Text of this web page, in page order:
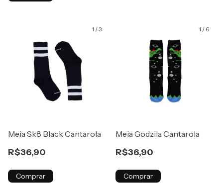
1 /3
Meia Sk8 Black Cantarola
R$36,90
Comprar
1 / 6
Meia Godzila Cantarola
R$36,90
Comprar